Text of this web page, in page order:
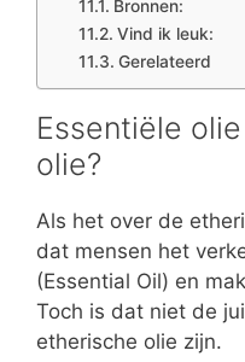
Bronnen:
Vind ik leuk:
Gerelateerd
Essentiële
olie?
Als het over de
dat mensen het
(Essential Oil) en
Toch is dat niet de
etherische olie zijn.